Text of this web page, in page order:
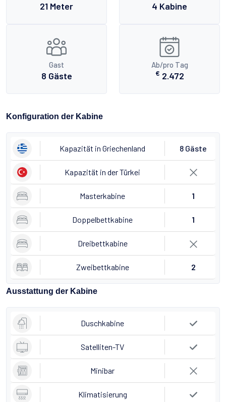
21 Meter 4 Kabine
Gast
8 Gäste
Ab/pro Tag
€ 2.472
Konfiguration der Kabine
Kapazität in Griechenland 8 Gäste
Kapazität in der Türkei
Masterkabine 1
Doppelbettkabine 1
Dreibettkabine
Zweibettkabine 2
Ausstattung der Kabine
Duschkabine
Satelliten-TV
Minibar
Klimatisierung